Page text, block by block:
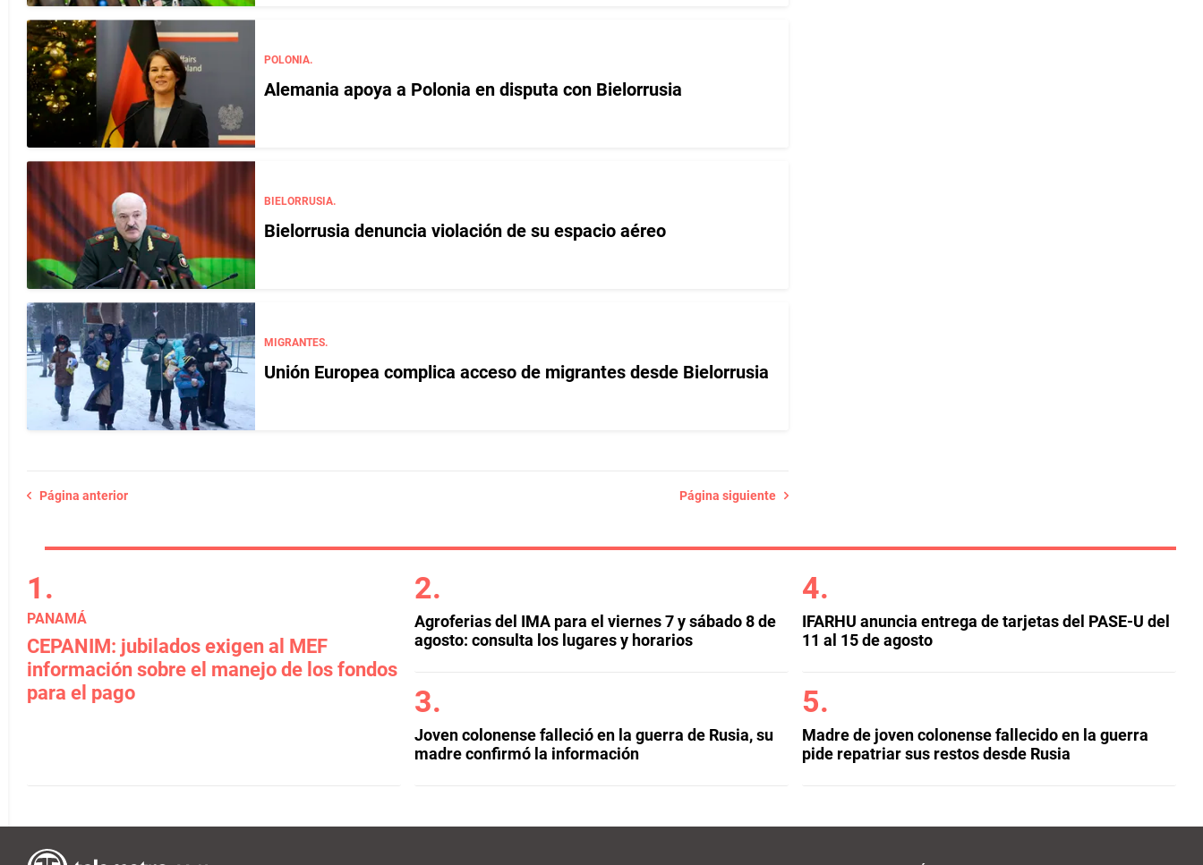
POLONIA.
Alemania apoya a Polonia en disputa con Bielorrusia
BIELORRUSIA.
Bielorrusia denuncia violación de su espacio aéreo
MIGRANTES.
Unión Europea complica acceso de migrantes desde Bielorrusia
Página anterior Página siguiente
PANAMÁ
CEPANIM: jubilados exigen al MEF
información sobre el manejo de los fondos
para el pago
Agroferias del IMA para el viernes 7 y sábado 8 de
agosto: consulta los lugares y horarios
Joven colonense falleció en la guerra de Rusia, su
madre confirmó la información
IFARHU anuncia entrega de tarjetas del PASE-U del
11 al 15 de agosto
Madre de joven colonense fallecido en la guerra
pide repatriar sus restos desde Rusia